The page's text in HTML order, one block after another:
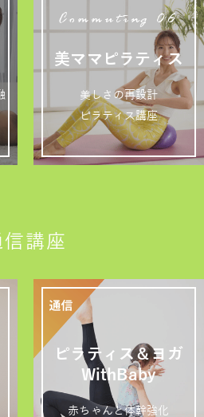
Commuting 06
美ママピラティス
美しさの再設計
ピラティス講座
信講座
ピラティス＆ヨガ
WithBaby
赤ちゃんと体幹強化